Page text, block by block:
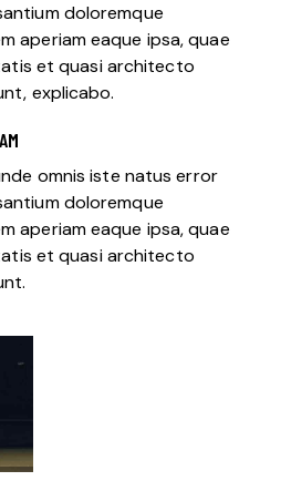
doloremque
aperiam eaque ipsa, quae
et quasi architecto
explicabo.
omnis iste natus error
doloremque
aperiam eaque ipsa, quae
et quasi architecto